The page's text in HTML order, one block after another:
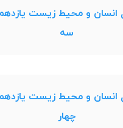
انسان و محیط زیست
سه
انسان و محیط زیست
چهار